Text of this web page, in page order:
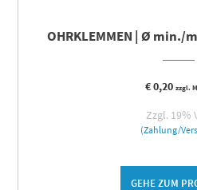
OHRKLEMMEN | Ø min./
€0,20 zzgl.
Zzgl. 19%
(Zahlung/
GEHE ZUM